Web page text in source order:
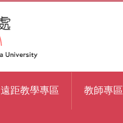
遠距教學專區 教師專區